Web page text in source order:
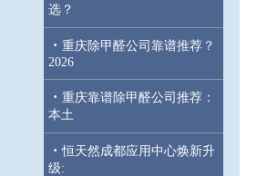
选？
· 重庆除甲醛公司靠谱推荐？
2026
· 重庆靠谱除甲醛公司推荐：
本土
· 恒天然成都应用中心焕新升
级: